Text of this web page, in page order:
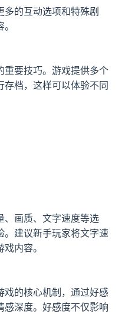
多的互动选项和特殊剧
重要技巧。游戏提供多个
档，这样可以体验不同
、画质、文字速度等选
。建议新手玩家将文字速
内容。
戏的核心机制，通过好感
感深度。好感度不仅影响